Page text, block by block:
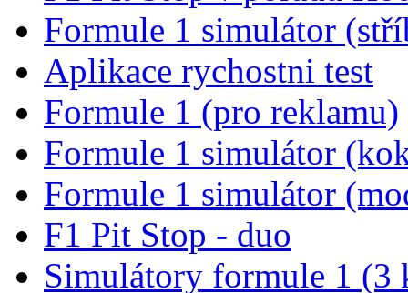
Formule 1 simulátor
Aplikace rychostni test
Formule 1 (pro reklamu)
Formule 1 simulátor
Formule 1 simulátor
F1 Pit Stop - duo
Simulátory formule 1 (3